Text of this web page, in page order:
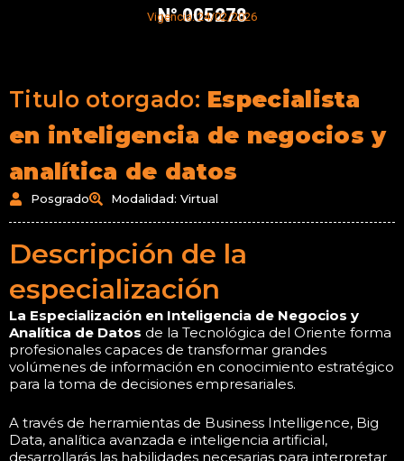
N° 005278
Vigencia:24/02/2026
Titulo otorgado: Especialista
en inteligencia de negocios y
analítica de datos
Posgrado Modalidad: Virtual
Descripción ​de la
especialización
La Especialización en Inteligencia de Negocios y
Analítica de Datos de la Tecnológica del Oriente forma
profesionales capaces de transformar grandes
volúmenes de información en conocimiento estratégico
para la toma de decisiones empresariales.
A través de herramientas de Business Intelligence, Big
Data, analítica avanzada e inteligencia artificial,
desarrollarás las habilidades necesarias para interpretar